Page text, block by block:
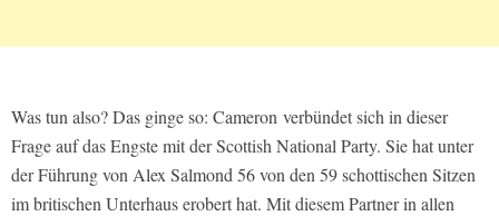
Was tun also? Das ginge so: Cameron verbündet sich in dieser
Frage auf das Engste mit der Scottish National Party. Sie hat unter
der Führung von Alex Salmond 56 von den 59 schottischen Sitzen
im britischen Unterhaus erobert hat. Mit diesem Partner in allen